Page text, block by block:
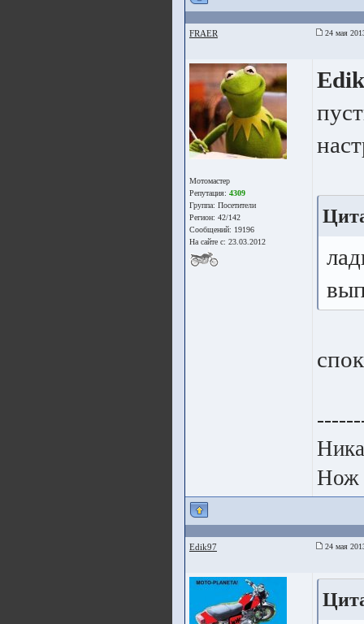
FRAER 24 мая
Мотомастер
Репутация: 4309
Группа: Посетители
Регион: 42/142
Сообщений: 19196
На сайте с: 23.03.2012
Нож
Edik97 24 мая